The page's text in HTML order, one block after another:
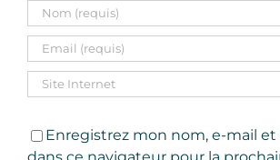
Enregistrez mon nom, e-mail et
dans ce navigateur pour la